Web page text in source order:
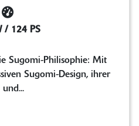
/ 124 PS
Sugomi-Philisophie: Mit
Sugomi-Design, ihrer